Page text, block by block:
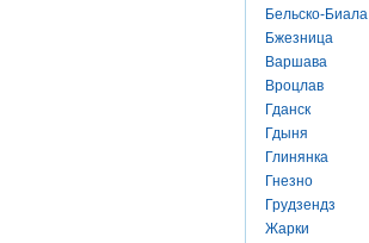
Бельско-Биала
Бжезница
Варшава
Вроцлав
Гданск
Гдыня
Глинянка
Гнезно
Грудзендз
Жарки